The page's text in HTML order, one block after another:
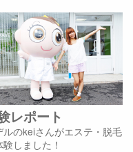
レポート
ルのkeiさんがエステ・脱毛
験しました！